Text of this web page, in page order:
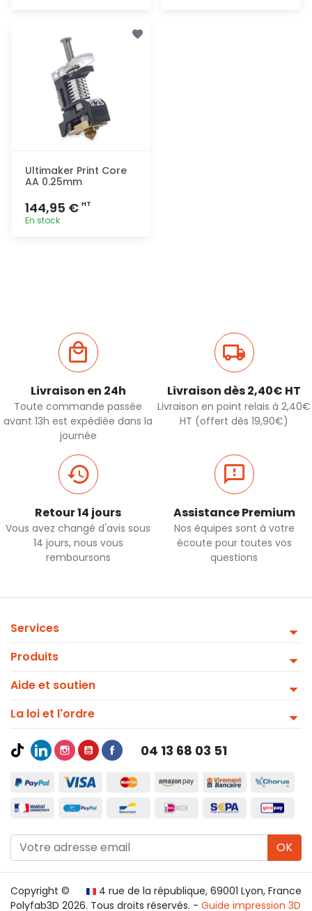
Ultimaker Print Core
AA 0.25mm
144,95 € HT
En stock
Livraison en 24h
Toute commande passée
avant 13h est expédiée dans la
journée
Livraison dès 2,40€ HT
Livraison en point relais à 2,40€
HT (offert dès 19,90€)
Retour 14 jours
Vous avez changé d'avis sous
14 jours, nous vous
remboursons
Assistance Premium
Nos équipes sont à votre
écoute pour toutes vos
questions
Services
Produits
Aide et soutien
La loi et l'ordre
04 13 68 03 51
OK
4 rue de la république, 69001 Lyon, France
Copyright ©
Polyfab3D 2026. Tous droits réservés. - Guide impression 3D